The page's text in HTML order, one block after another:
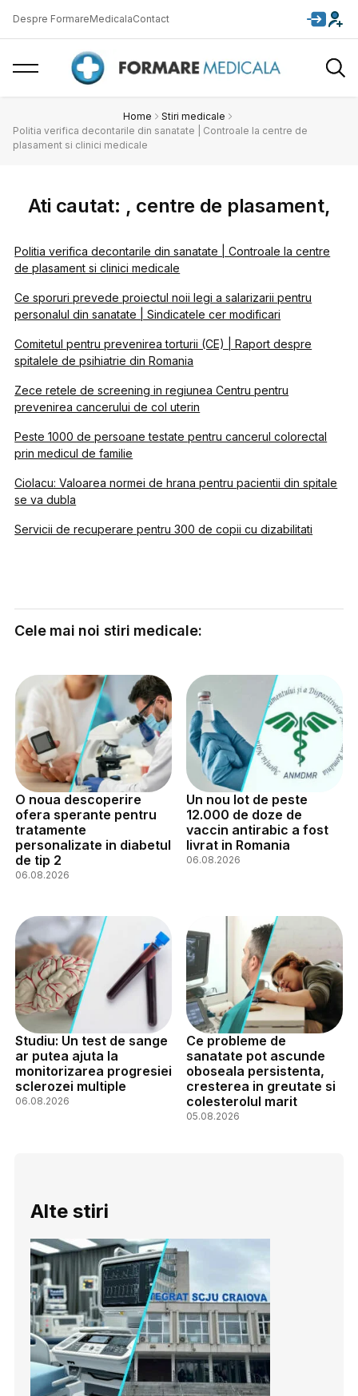
Despre FormareMedicalaContact
Home
Stiri medicale
Politia verifica decontarile din sanatate | Controale la centre de
plasament si clinici medicale
Ati cautat: , centre de plasament,
Politia verifica decontarile din sanatate | Controale la centre
de plasament si clinici medicale
Ce sporuri prevede proiectul noii legi a salarizarii pentru
personalul din sanatate | Sindicatele cer modificari
Comitetul pentru prevenirea torturii (CE) | Raport despre
spitalele de psihiatrie din Romania
Zece retele de screening in regiunea Centru pentru
prevenirea cancerului de col uterin
Peste 1000 de persoane testate pentru cancerul colorectal
prin medicul de familie
Ciolacu: Valoarea normei de hrana pentru pacientii din spitale
se va dubla
Servicii de recuperare pentru 300 de copii cu dizabilitati
Cele mai noi stiri medicale:
O noua descoperire
ofera sperante pentru
tratamente
personalizate in diabetul
de tip 2
06.08.2026
Un nou lot de peste
12.000 de doze de
vaccin antirabic a fost
livrat in Romania
06.08.2026
Studiu: Un test de sange
ar putea ajuta la
monitorizarea progresiei
sclerozei multiple
06.08.2026
Ce probleme de
sanatate pot ascunde
oboseala persistenta,
cresterea in greutate si
colesterolul marit
05.08.2026
Alte stiri